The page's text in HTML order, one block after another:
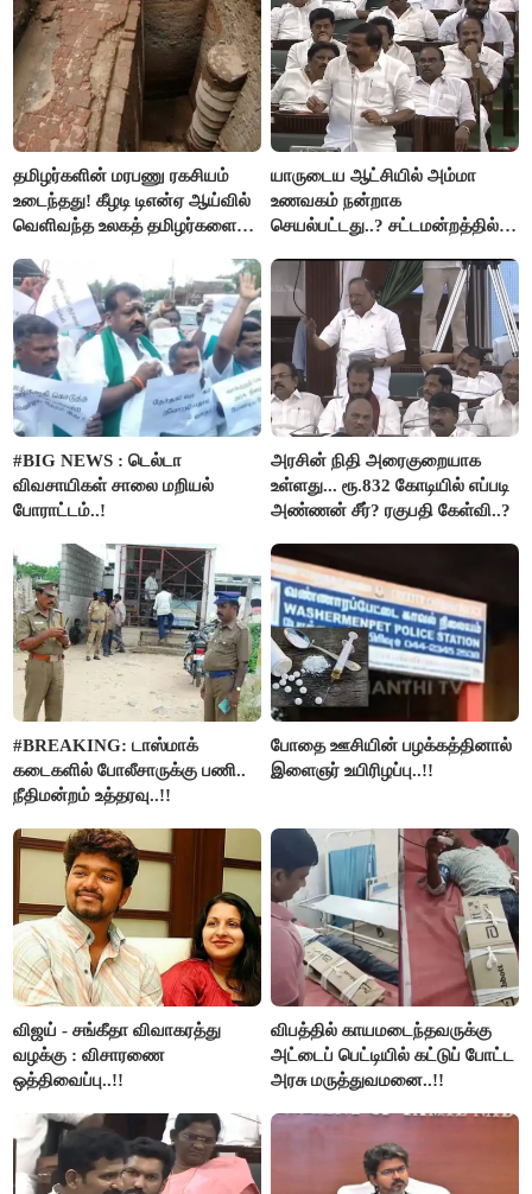
தமிழர்களின் மரபணு ரகசியம்
உடைந்தது! கீழடி டிஎன்ஏ ஆய்வில்
வெளிவந்த உலகத் தமிழர்களை
யாருடைய ஆட்சியில் அம்மா
உணவகம் நன்றாக
செயல்பட்டது..? சட்டமன்றத்தில்
#BIG NEWS : டெல்டா
விவசாயிகள் சாலை மறியல்
போராட்டம்..!
அரசின் நிதி அரைகுறையாக
உள்ளது... ரூ.832 கோடியில் எப்படி
அண்ணன் சீர்? ரகுபதி கேள்வி..?
#BREAKING: டாஸ்மாக்
கடைகளில் போலீசாருக்கு பணி..
நீதிமன்றம் உத்தரவு..!!
போதை ஊசியின் பழக்கத்தினால்
இளைஞர் உயிரிழப்பு..!!
விஜய் - சங்கீதா விவாகரத்து
வழக்கு : விசாரணை
ஒத்திவைப்பு..!!
விபத்தில் காயமடைந்தவருக்கு
அட்டைப் பெட்டியில் கட்டுப் போட்ட
அரசு மருத்துவமனை..!!